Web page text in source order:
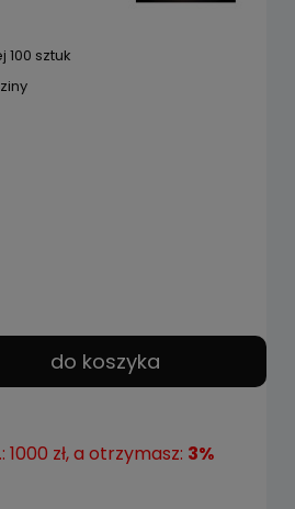
100 sztuk
do koszyka
zł, a otrzymasz: 3%